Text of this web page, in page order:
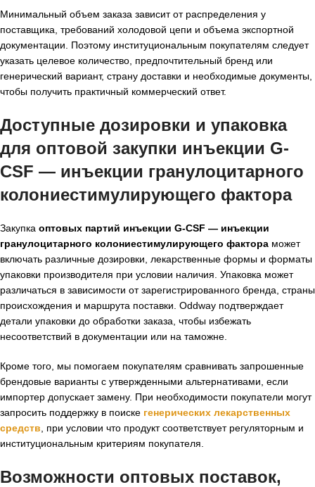
Минимальный объем заказа зависит от распределения у
поставщика, требований холодовой цепи и объема экспортной
документации. Поэтому институциональным покупателям следует
указать целевое количество, предпочтительный бренд или
генерический вариант, страну доставки и необходимые документы,
чтобы получить практичный коммерческий ответ.
Доступные дозировки и упаковка
для оптовой закупки инъекции G-
CSF — инъекции гранулоцитарного
колониестимулирующего фактора
Закупка оптовых партий инъекции G-CSF — инъекции
гранулоцитарного колониестимулирующего фактора может
включать различные дозировки, лекарственные формы и форматы
упаковки производителя при условии наличия. Упаковка может
различаться в зависимости от зарегистрированного бренда, страны
происхождения и маршрута поставки. Oddway подтверждает
детали упаковки до обработки заказа, чтобы избежать
несоответствий в документации или на таможне.
Кроме того, мы помогаем покупателям сравнивать запрошенные
брендовые варианты с утвержденными альтернативами, если
импортер допускает замену. При необходимости покупатели могут
запросить поддержку в поиске генерических лекарственных
средств , при условии что продукт соответствует регуляторным и
институциональным критериям покупателя.
Возможности оптовых поставок,